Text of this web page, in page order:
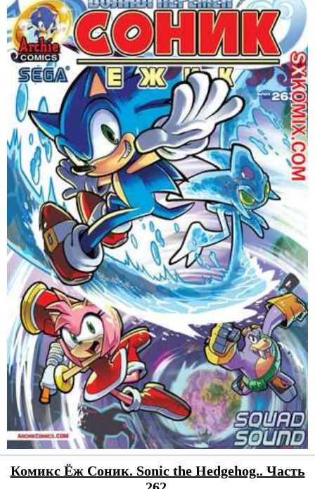
Комикс Ёж Соник. Sonic the Hedgehog.. Часть